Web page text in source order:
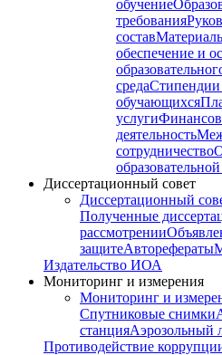
обучение
требования
состав
обеспечение и
среда
обучающихся
услуги
деятельность
сотрудничество
Диссертационный совет
Диссертационный
Полученные
рассмотрении
защитеАвторефераты
Издательство ИОА
Мониторинг и измерения
Мониторинг и
Спутниковые снимки
станцияАэрозольный
Противодействие